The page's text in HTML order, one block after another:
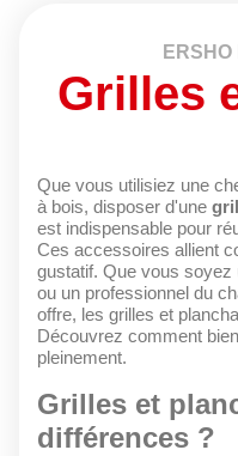
ERSHO
Grilles
Que vous utilisiez une
à bois, disposer d'une
est indispensable pour
Ces accessoires allient
gustatif. Que vous soyez
ou un professionnel du
offre, les grilles et
Découvrez comment
pleinement.
Grilles et
différences ?